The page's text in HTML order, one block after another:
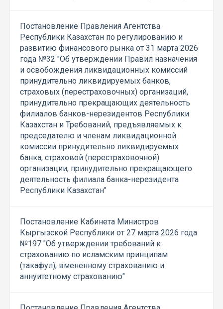
Постановление Правления Агентства
Республики Казахстан по регулированию и
развитию финансового рынка от 31 марта 2026
года №32 "Об утверждении Правил назначения
и освобождения ликвидационных комиссий
принудительно ликвидируемых банков,
страховых (перестраховочных) организаций,
принудительно прекращающих деятельность
филиалов банков-нерезидентов Республики
Казахстан и Требований, предъявляемых к
председателю и членам ликвидационной
комиссии принудительно ликвидируемых
банка, страховой (перестраховочной)
организации, принудительно прекращающего
деятельность филиала банка-нерезидента
Республики Казахстан"
Постановление Кабинета Министров
Кыргызской Республики от 27 марта 2026 года
№197 "Об утверждении требований к
страхованию по исламским принципам
(такафул), вмененному страхованию и
аннуитетному страхованию"